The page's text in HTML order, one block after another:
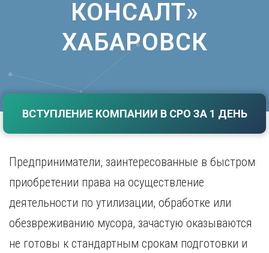
Волгоград
Иваново
Ижевск
Иркутск
К
Калининград
Калуга
Киров
Краснодар
Саратов
Симферополь
Смоленск
Т
Тамбов
Тверь
Томск
Тула
Улан-Удэ
Ульяновск
КОНСАЛТ»
ХАБАРОВСК
ВСТУПЛЕНИЕ КОМПАНИИ В СРО ЗА 1 ДЕНЬ
Предприниматели, заинтересованные в быстром
приобретении права на осуществление
деятельности по утилизации, обработке или
обезвреживанию мусора, зачастую оказываются
не готовы к стандартным срокам подготовки и